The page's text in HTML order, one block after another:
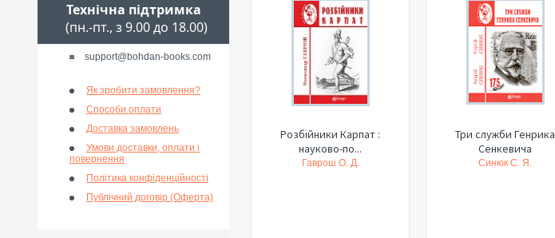
Технічна підтримка
(пн.-пт., з 9.00 до 18.00)
support@bohdan-books.com
Як зробити замовлення?
Способи оплати
Доставка замовлень
Умови доставки, оплати і
повернення
Політика конфіденційності
Публічний договір (Оферта)
Розбійники Карпат :
науково-по...
Гаврош О. Д.
Три служби Генрика
Сенкевича
Синюк С. Я.